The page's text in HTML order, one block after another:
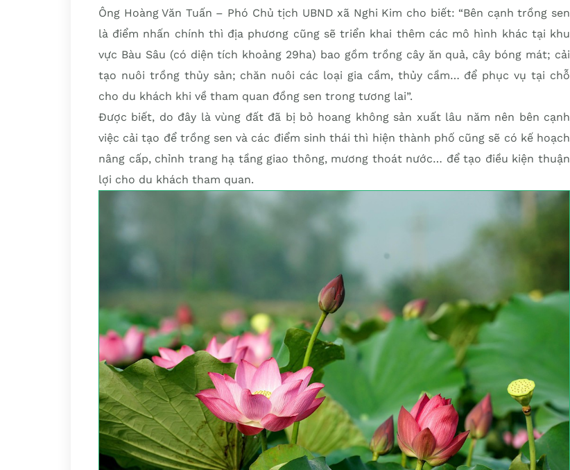
Ông Hoàng Văn Tuấn – Phó Chủ tịch UBND xã Nghi Kim cho biết: “Bên cạnh trồng sen
là điểm nhấn chính thì địa phương cũng sẽ triển khai thêm các mô hình khác tại khu
vực Bàu Sâu (có diện tích khoảng 29ha) bao gồm trồng cây ăn quả, cây bóng mát; cải
tạo nuôi trồng thủy sản; chăn nuôi các loại gia cầm, thủy cầm… để phục vụ tại chỗ
cho du khách khi về tham quan đồng sen trong tương lai”.
Được biết, do đây là vùng đất đã bị bỏ hoang không sản xuất lâu năm nên bên cạnh
việc cải tạo để trồng sen và các điểm sinh thái thì hiện thành phố cũng sẽ có kế hoạch
nâng cấp, chỉnh trang hạ tầng giao thông, mương thoát nước… để tạo điều kiện thuận
lợi cho du khách tham quan.